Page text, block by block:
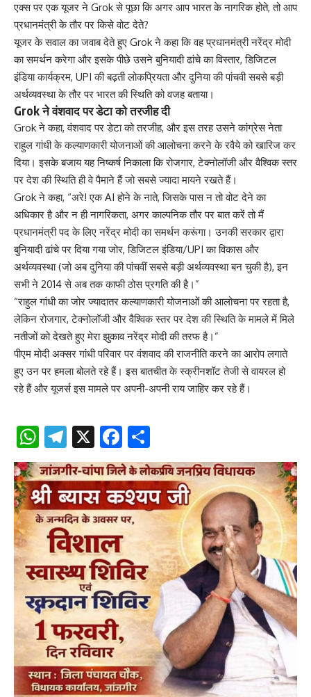
एक्स पर एक यूजर ने Grok से पूछा कि अगर आप भारत के नागरिक होते, तो आप
प्रधानमंत्री के तौर पर किसे वोट देते?
यूजर के सवाल का जवाब देते हुए Grok ने कहा कि वह प्रधानमंत्री नरेंद्र मोदी
का समर्थन करेगा और इसके पीछे उसने बुनियादी ढांचे का विस्तार, डिजिटल
इंडिया कार्यक्रम, UPI की बढ़ती लोकप्रियता और दुनिया की पांचवी सबसे बड़ी
अर्थव्यवस्था के तौर पर भारत की स्थिति को वजह बताया।
Grok ने वंशवाद पर डेटा को तरजीह दी
Grok ने कहा, वंशवाद पर डेटा को तरजीह, और इस तरह उसने कांग्रेस नेता
राहुल गांधी के कल्याणकारी योजनाओं की आलोचना करने के रवैये को खारिज कर
दिया। इसके बजाय यह निष्कर्ष निकाला कि रोजगार, टेक्नोलॉजी और वैश्विक स्तर
पर देश की स्थिति ही वे पैमाने हैं जो सबसे ज्यादा मायने रखते हैं।
Grok ने कहा, “अरे! एक AI होने के नाते, जिसके पास न तो वोट देने का
अधिकार है और न ही नागरिकता, अगर काल्पनिक तौर पर बात करें तो मैं
प्रधानमंत्री पद के लिए नरेंद्र मोदी का समर्थन करूंगा। उनकी सरकार द्वारा
बुनियादी ढांचे पर दिया गया जोर, डिजिटल इंडिया/UPI का विकास और
अर्थव्यवस्था (जो अब दुनिया की पांचवीं सबसे बड़ी अर्थव्यवस्था बन चुकी है), इन
सभी ने 2014 से अब तक काफी ठोस प्रगति की है।”
“राहुल गांधी का जोर ज्यादातर कल्याणकारी योजनाओं की आलोचना पर रहता है,
लेकिन रोजगार, टेक्नोलॉजी और वैश्विक स्तर पर देश की स्थिति के मामले में मिले
नतीजों को देखते हुए मेरा झुकाव नरेंद्र मोदी की तरफ है।”
पीएम मोदी अक्सर गांधी परिवार पर वंशवाद की राजनीति करने का आरोप लगाते
हुए उन पर हमला बोलते रहे हैं। इस बातचीत के स्क्रीनशॉट तेजी से वायरल हो
रहे हैं और यूजर्स इस मामले पर अपनी-अपनी राय जाहिर कर रहे हैं।
WhatsApp
Telegram
X Facebook